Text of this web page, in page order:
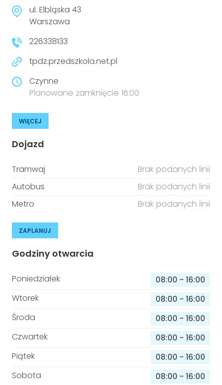
niepełnosprawnościami
Prawa osób z niepełnosprawnościami
Aktualności
Urządzenia IoT
ul. Elbląska 43
Warszawa
226338133
tpdz.przedszkola.net.pl
Czynne
Planowane zamknięcie 16:00
WIĘCEJ
Dojazd
Tramwaj
Brak podanych linii
Autobus
Brak podanych linii
Metro
Brak podanych linii
ZAPLANUJ
Godziny otwarcia
Poniedziałek 08:00 - 16:00
Wtorek
08:00 - 16:00
Środa
08:00 - 16:00
Czwartek
08:00 - 16:00
Piątek
08:00 - 16:00
Sobota
08:00 - 16:00